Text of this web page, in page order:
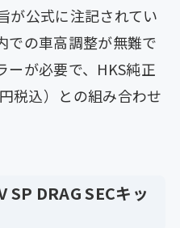
が公式に注記されてい
での車高調整が無難で
ーが必要で、HKS純正
税込）との組み合わせ
DRAG SECキッ